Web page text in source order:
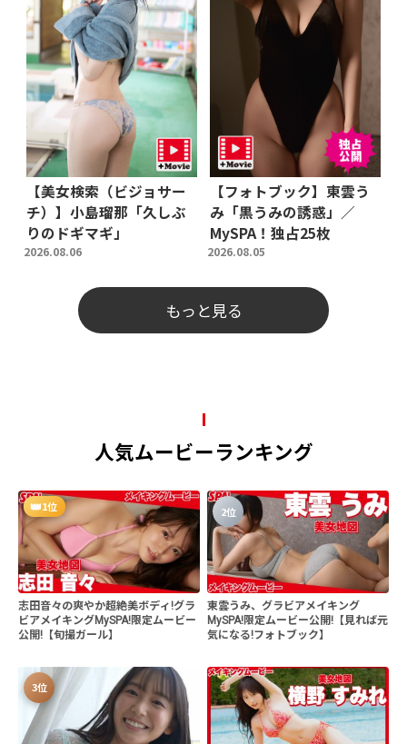
【美女検索（ビジョサー
チ）】小島瑠那「久しぶ
りのドギマギ」
2026.08.06
【フォトブック】東雲う
み「黒うみの誘惑」／
MySPA！独占25枚
2026.08.05
もっと見る
人気ムービーランキング
1位
志田音々の爽やか超絶美ボディ!グラ
ビアメイキングMySPA!限定ムービー
公開!【旬撮ガール】
2位
東雲うみ、グラビアメイキング
MySPA!限定ムービー公開!【見れば元
気になる!フォトブック】
3位